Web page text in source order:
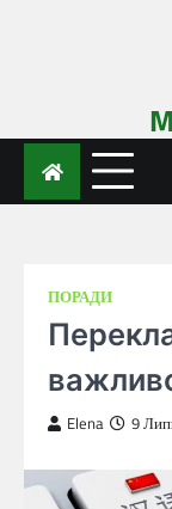
ПОРАДИ
Elena 9